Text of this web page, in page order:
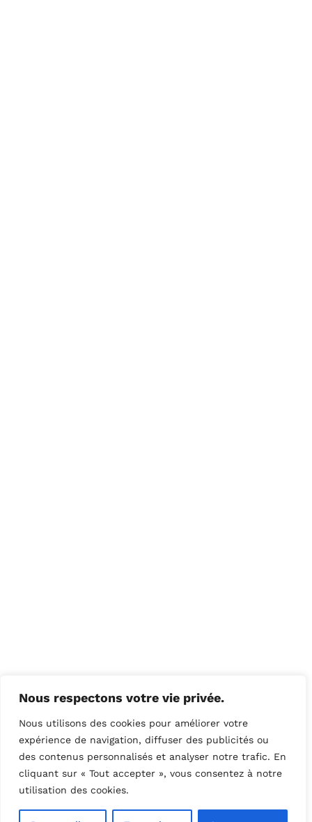
Nous respectons votre vie privée.
Nous utilisons des cookies pour améliorer votre
expérience de navigation, diffuser des publicités ou
des contenus personnalisés et analyser notre trafic. En
cliquant sur « Tout accepter », vous consentez à notre
utilisation des cookies.